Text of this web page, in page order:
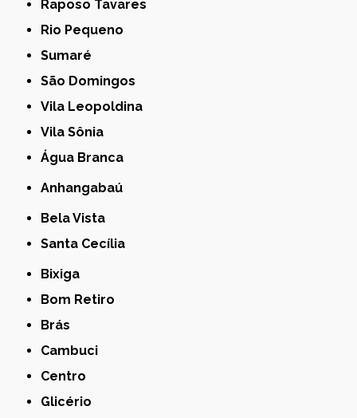
Raposo Tavares
Rio Pequeno
Sumaré
São Domingos
Vila Leopoldina
Vila Sônia
Água Branca
Anhangabaú
Bela Vista
Santa Cecília
Bixiga
Bom Retiro
Brás
Cambuci
Centro
Glicério